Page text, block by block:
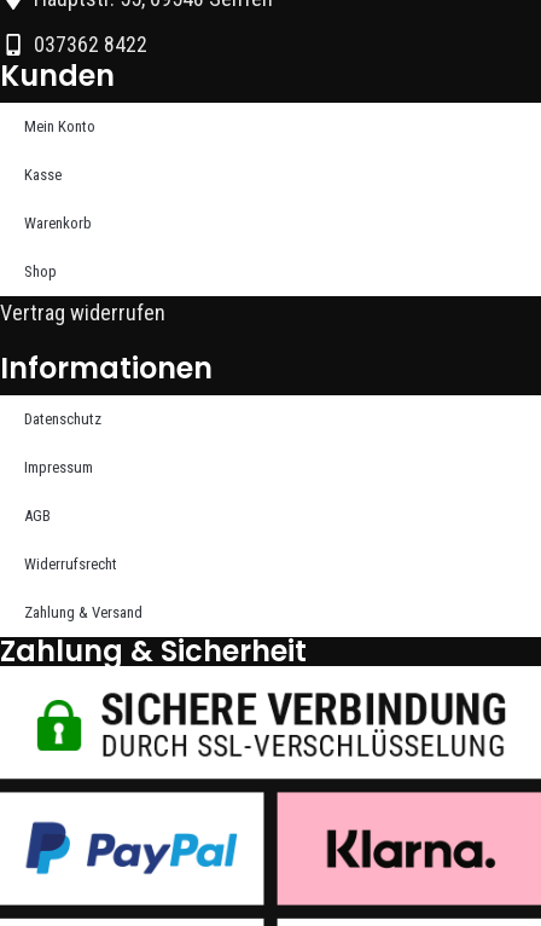
037362 8422
Kunden
Mein Konto
Kasse
Warenkorb
Shop
Vertrag widerrufen
Informationen
Datenschutz
Impressum
AGB
Widerrufsrecht
Zahlung & Versand
Zahlung & Sicherheit